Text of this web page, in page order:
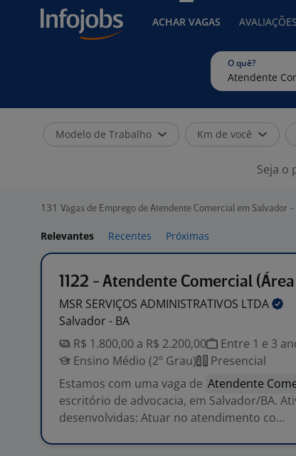
ACHAR VAGAS
O quê?
Modelo de Trabalho Km de você
Seja o
131 Vagas de Emprego de Atendente Comercial em Salvador -
Relevantes Recentes Próximas
1122 - Atendente Comercial
MSR SERVIÇOS ADMINISTRATIVOS LTDA
Salvador - BA
R$ 1.800,00 a R$ 2.200,00
Entre 1 e 3
Ensino Médio (2º Grau)
Presencial
Estamos com uma vaga de Atendente
escritório de advocacia, em Salvador/BA.
desenvolvidas: Atuar no atendimento co...